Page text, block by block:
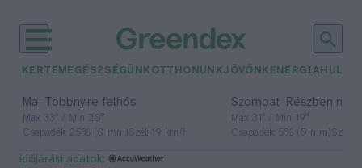
KERTEM EGÉSZSÉGÜNK OTTHONUNKJÖVŐNK ENERGIA
Ma– Többnyire felhős
Max 33° / Min 20°
Csapadék: 25% (0 mm)Szél: 19 km/h
Szombat– Részben
Max 31° / Min 19°
Csapadék: 5% (0 mm)Szél:
időjárási adatok: